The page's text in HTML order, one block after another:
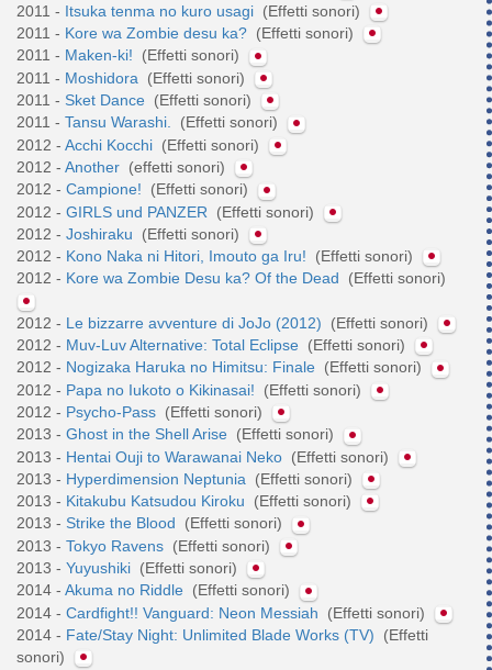
2011 - Itsuka tenma no kuro usagi (Effetti sonori)
2011 - Kore wa Zombie desu ka? (Effetti sonori)
2011 - Maken-ki!
(Effetti sonori)
2011 - Moshidora
(Effetti sonori)
2011 - Sket Dance (Effetti sonori)
2011 - Tansu Warashi.
(Effetti sonori)
2012 - Acchi Kocchi (Effetti sonori)
2012 - Another (effetti sonori)
2012 - Campione!
(Effetti sonori)
2012 - GIRLS und PANZER
(Effetti sonori)
2012 - Joshiraku
(Effetti sonori)
2012 - Kono Naka ni Hitori, Imouto ga Iru!
(Effetti sonori)
2012 - Kore wa Zombie Desu ka? Of the Dead (Effetti sonori)
2012 - Le bizzarre avventure di JoJo (2012)
(Effetti sonori)
2012 - Muv-Luv Alternative: Total Eclipse (Effetti sonori)
2012 - Nogizaka Haruka no Himitsu: Finale (Effetti sonori)
2012 - Papa no Iukoto o Kikinasai!
(Effetti sonori)
2012 - Psycho-Pass (Effetti sonori)
2013 - Ghost in the Shell Arise (Effetti sonori)
2013 - Hentai Ouji to Warawanai Neko (Effetti sonori)
2013 - Hyperdimension Neptunia
(Effetti sonori)
2013 - Kitakubu Katsudou Kiroku
(Effetti sonori)
2013 - Strike the Blood
(Effetti sonori)
2013 - Tokyo Ravens (Effetti sonori)
2013 - Yuyushiki (Effetti sonori)
2014 - Akuma no Riddle (Effetti sonori)
2014 - Cardfight!! Vanguard: Neon Messiah
(Effetti sonori)
2014 - Fate/Stay Night: Unlimited Blade Works (TV)
(Effetti
sonori)